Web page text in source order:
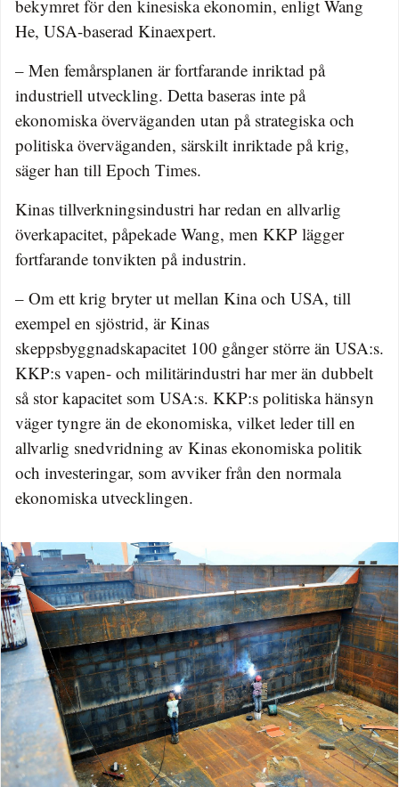
bekymret för den kinesiska ekonomin, enligt Wang
He, USA-baserad Kinaexpert.
– Men femårsplanen är fortfarande inriktad på
industriell utveckling. Detta baseras inte på
ekonomiska överväganden utan på strategiska och
politiska överväganden, särskilt inriktade på krig,
säger han till Epoch Times.
Kinas tillverkningsindustri har redan en allvarlig
överkapacitet, påpekade Wang, men KKP lägger
fortfarande tonvikten på industrin.
– Om ett krig bryter ut mellan Kina och USA, till
exempel en sjöstrid, är Kinas
skeppsbyggnadskapacitet 100 gånger större än USA:s.
KKP:s vapen- och militärindustri har mer än dubbelt
så stor kapacitet som USA:s. KKP:s politiska hänsyn
väger tyngre än de ekonomiska, vilket leder till en
allvarlig snedvridning av Kinas ekonomiska politik
och investeringar, som avviker från den normala
ekonomiska utvecklingen.